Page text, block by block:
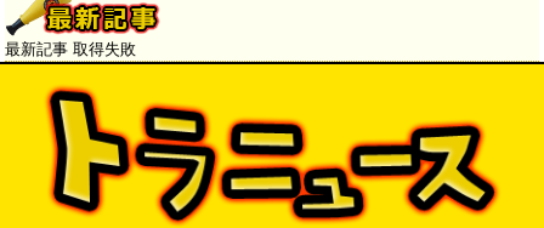
最新記事 取得失敗